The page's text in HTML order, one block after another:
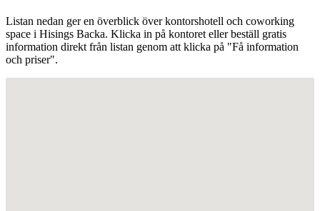
Listan nedan ger en överblick över kontorshotell och coworking
space i Hisings Backa. Klicka in på kontoret eller beställ gratis
information direkt från listan genom att klicka på "Få information
och priser".